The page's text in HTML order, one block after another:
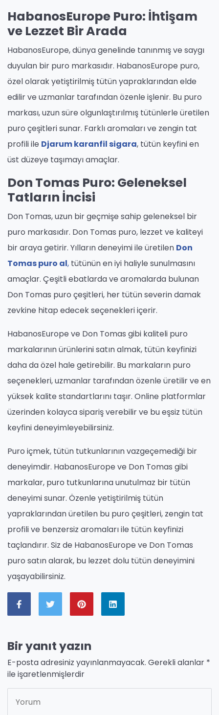
HabanosEurope Puro: İhtişam
ve Lezzet Bir Arada
HabanosEurope, dünya genelinde tanınmış ve saygı
duyulan bir puro markasıdır. HabanosEurope puro,
özel olarak yetiştirilmiş tütün yapraklarından elde
edilir ve uzmanlar tarafından özenle işlenir. Bu puro
markası, uzun süre olgunlaştırılmış tütünlerle üretilen
puro çeşitleri sunar. Farklı aromaları ve zengin tat
profili ile Djarum karanfil sigara, tütün keyfini en
üst düzeye taşımayı amaçlar.
Don Tomas Puro: Geleneksel
Tatların İncisi
Don Tomas, uzun bir geçmişe sahip geleneksel bir
puro markasıdır. Don Tomas puro, lezzet ve kaliteyi
bir araya getirir. Yılların deneyimi ile üretilen Don
Tomas puro al, tütünün en iyi haliyle sunulmasını
amaçlar. Çeşitli ebatlarda ve aromalarda bulunan
Don Tomas puro çeşitleri, her tütün severin damak
zevkine hitap edecek seçenekleri içerir.
HabanosEurope ve Don Tomas gibi kaliteli puro
markalarının ürünlerini satın almak, tütün keyfinizi
daha da özel hale getirebilir. Bu markaların puro
seçenekleri, uzmanlar tarafından özenle üretilir ve en
yüksek kalite standartlarını taşır. Online platformlar
üzerinden kolayca sipariş verebilir ve bu eşsiz tütün
keyfini deneyimleyebilirsiniz.
Puro içmek, tütün tutkunlarının vazgeçemediği bir
deneyimdir. HabanosEurope ve Don Tomas gibi
markalar, puro tutkunlarına unutulmaz bir tütün
deneyimi sunar. Özenle yetiştirilmiş tütün
yapraklarından üretilen bu puro çeşitleri, zengin tat
profili ve benzersiz aromaları ile tütün keyfinizi
taçlandırır. Siz de HabanosEurope ve Don Tomas
puro satın alarak, bu lezzet dolu tütün deneyimini
yaşayabilirsiniz.
Bir yanıt yazın
E-posta adresiniz yayınlanmayacak. Gerekli alanlar *
ile işaretlenmişlerdir